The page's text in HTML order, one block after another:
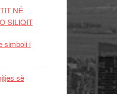
NË
SILIQIT
simboli i
së